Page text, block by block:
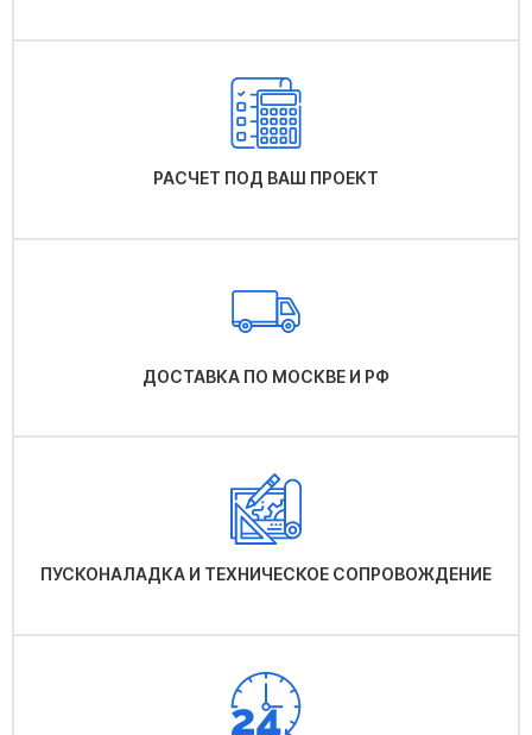
РАСЧЕТ ПОД ВАШ ПРОЕКТ
ДОСТАВКА ПО МОСКВЕ И РФ
ПУСКОНАЛАДКА И ТЕХНИЧЕСКОЕ СОПРОВОЖДЕНИЕ